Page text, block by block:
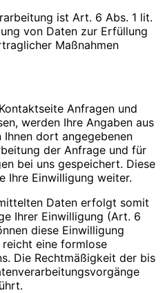
ist Art. 6 Abs. 1 lit.
von Daten zur Erfüllung
Maßnahmen
Anfragen und
werden Ihre Angaben aus
dort angegebenen
der Anfrage und für
bei uns gespeichert. Diese
Ihre Einwilligung weiter.
Daten erfolgt somit
Ihrer Einwilligung (Art. 6
diese Einwilligung
eine formlose
Die Rechtmäßigkeit der bis